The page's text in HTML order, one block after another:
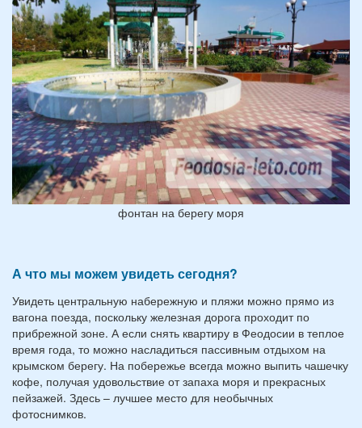
фонтан на берегу моря
А что мы можем увидеть сегодня?
Увидеть центральную набережную и пляжи можно прямо из
вагона поезда, поскольку железная дорога проходит по
прибрежной зоне. А если снять квартиру в Феодосии в теплое
время года, то можно насладиться пассивным отдыхом на
крымском берегу. На побережье всегда можно выпить чашечку
кофе, получая удовольствие от запаха моря и прекрасных
пейзажей. Здесь – лучшее место для необычных
фотоснимков.